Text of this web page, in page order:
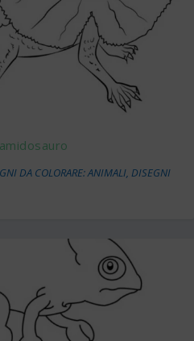
DA COLORARE: ANIMALI,DISEGNI